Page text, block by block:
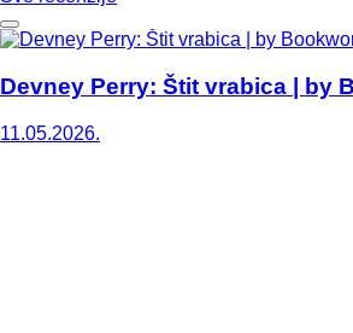
Devney Perry: Štit vrabica | by
11.05.2026.